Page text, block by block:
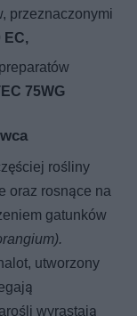
przeznaczonymi
EC,
75WG
rośliny
oraz rosnące na
gatunków
utworzony
wyrastają